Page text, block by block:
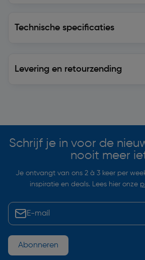
Technische specificaties
Levering en retourzending
Schrijf je in voor de
nooit meer
Je ontvangt van ons 2 à 3 keer per
inspiratie en deals. Lees hier onze
Abonneren